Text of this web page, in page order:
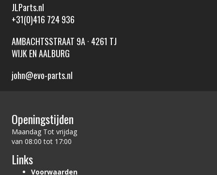
JLParts.nl
+31(0)416 724 936
AMBACHTSSTRAAT 9A · 4261 TJ
WIJK EN AALBURG
john@evo-parts.nl
Openingstijden
Maandag Tot vrijdag
van 08:00 tot 17:00
Links
Voorwaarden